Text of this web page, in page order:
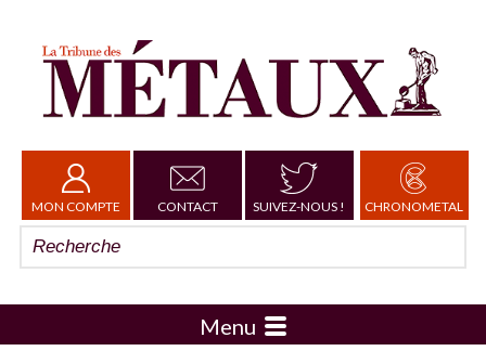
MON COMPTE CONTACT SUIVEZ-NOUS ! CHRONOMETAL
Menu